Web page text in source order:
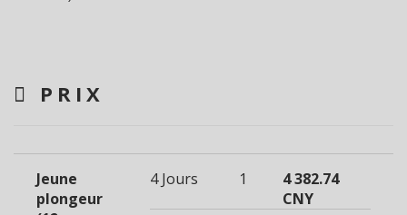
PRIX
Jeune
plongeur
4 Jours 1
4 382.74
CNY